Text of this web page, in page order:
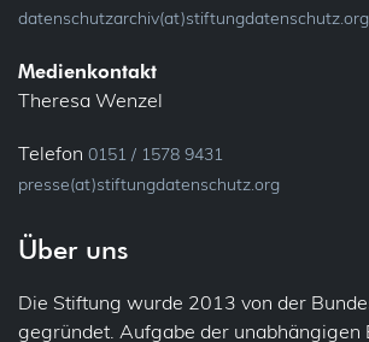
datenschutzarchiv(at)stiftungdatenschutz.org
Medienkontakt
Theresa Wenzel
Telefon 0151 / 1578 9431
presse(at)stiftungdatenschutz.org
Über uns
Die Stiftung wurde 2013 von der
gegründet. Aufgabe der unabhängigen